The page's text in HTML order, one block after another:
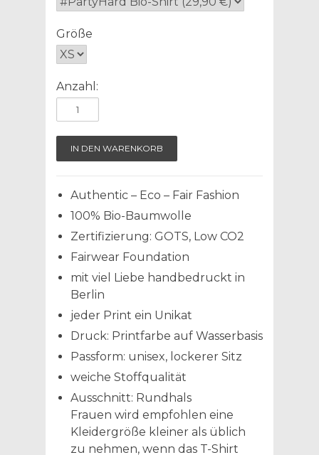
Größe
Anzahl:
Authentic – Eco – Fair Fashion
100% Bio-Baumwolle
Zertifizierung: GOTS, Low CO2
Fairwear Foundation
mit viel Liebe handbedruckt in
Berlin
jeder Print ein Unikat
Druck: Printfarbe auf Wasserbasis
Passform: unisex, lockerer Sitz
weiche Stoffqualität
Ausschnitt: Rundhals
Frauen wird empfohlen eine
Kleidergröße kleiner als üblich
zu nehmen, wenn das T-Shirt